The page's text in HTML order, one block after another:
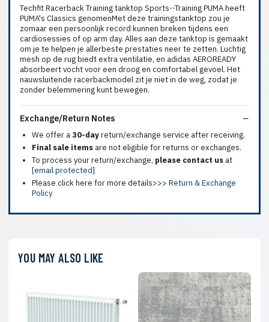
Techfit Racerback Training tanktop Sports--Training PUMA heeft
PUMA's Classics genomenMet deze trainingstanktop zou je
zomaar een persoonlijk record kunnen breken tijdens een
cardiosessies of op arm day. Alles aan deze tanktop is gemaakt
om je te helpen je allerbeste prestaties neer te zetten. Luchtig
mesh op de rug biedt extra ventilatie, en adidas AEROREADY
absorbeert vocht voor een droog en comfortabel gevoel. Het
nauwsluitende racerbackmodel zit je niet in de weg, zodat je
zonder belemmering kunt bewegen.
Exchange/Return Notes
We offer a30-dayreturn/exchange service after receiving.
Final sale items are not eligible for returns or exchanges.
To process your return/exchange, please contact us at
[email protected]
Please click here for more details>>> Return & Exchange
Policy
YOU MAY ALSO LIKE